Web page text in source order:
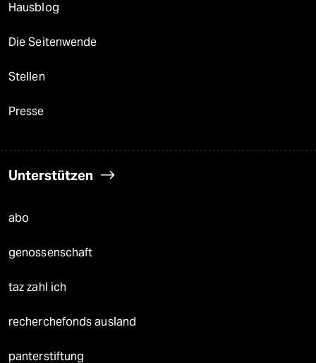
Hausblog
Die Seitenwende
Stellen
Presse
Unterstützen
abo
genossenschaft
taz zahl ich
recherchefonds ausland
panterstiftung